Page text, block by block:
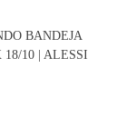
BANDEJA
10 | ALESSI